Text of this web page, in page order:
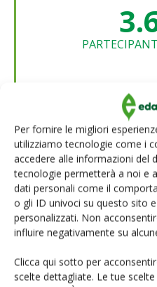
Per fornire le migliori
utilizziamo tecnologie come i
accedere alle informazioni del
tecnologie permetterà a noi e
dati personali come il
o gli ID univoci su questo sito
personalizzati. Non
influire negativamente su
Clicca qui sotto per
scelte dettagliate. Le tue
Meccanizzazione
Zootecnia